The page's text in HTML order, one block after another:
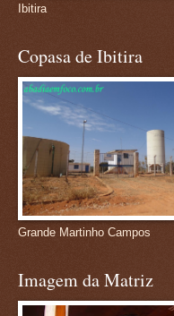
Ibitira
Copasa de Ibitira
Grande Martinho Campos
Imagem da Matriz